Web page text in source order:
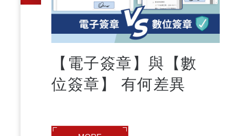
【電子簽章】與【數
位簽章】 有何差異